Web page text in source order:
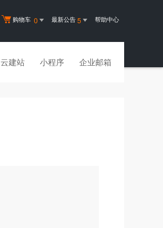
购物车 0 最新公告5 帮助中心
云建站 小程序 企业邮箱